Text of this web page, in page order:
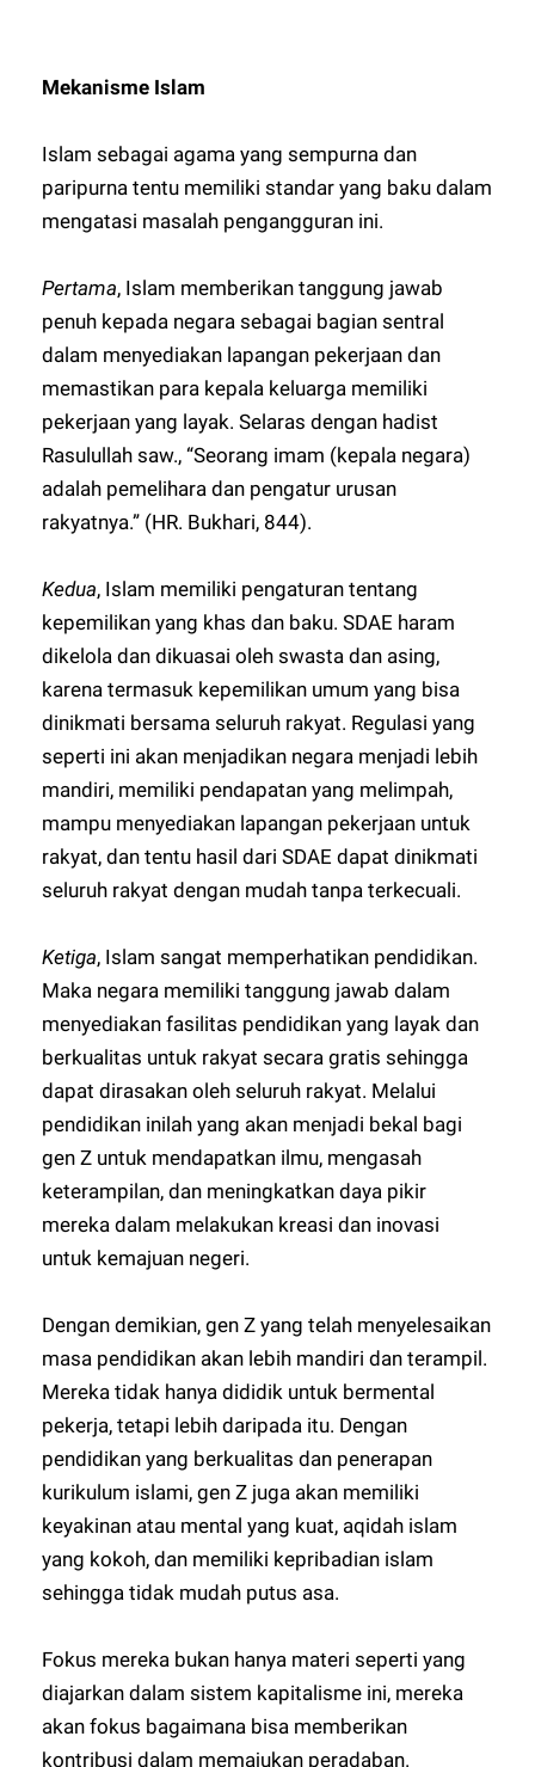
Mekanisme Islam
Islam sebagai agama yang sempurna dan
paripurna tentu memiliki standar yang baku dalam
mengatasi masalah pengangguran ini.
Pertama, Islam memberikan tanggung jawab
penuh kepada negara sebagai bagian sentral
dalam menyediakan lapangan pekerjaan dan
memastikan para kepala keluarga memiliki
pekerjaan yang layak. Selaras dengan hadist
Rasulullah saw., “Seorang imam (kepala negara)
adalah pemelihara dan pengatur urusan
rakyatnya.” (HR. Bukhari, 844).
Kedua, Islam memiliki pengaturan tentang
kepemilikan yang khas dan baku. SDAE haram
dikelola dan dikuasai oleh swasta dan asing,
karena termasuk kepemilikan umum yang bisa
dinikmati bersama seluruh rakyat. Regulasi yang
seperti ini akan menjadikan negara menjadi lebih
mandiri, memiliki pendapatan yang melimpah,
mampu menyediakan lapangan pekerjaan untuk
rakyat, dan tentu hasil dari SDAE dapat dinikmati
seluruh rakyat dengan mudah tanpa terkecuali.
Ketiga, Islam sangat memperhatikan pendidikan.
Maka negara memiliki tanggung jawab dalam
menyediakan fasilitas pendidikan yang layak dan
berkualitas untuk rakyat secara gratis sehingga
dapat dirasakan oleh seluruh rakyat. Melalui
pendidikan inilah yang akan menjadi bekal bagi
gen Z untuk mendapatkan ilmu, mengasah
keterampilan, dan meningkatkan daya pikir
mereka dalam melakukan kreasi dan inovasi
untuk kemajuan negeri.
Dengan demikian, gen Z yang telah menyelesaikan
masa pendidikan akan lebih mandiri dan terampil.
Mereka tidak hanya dididik untuk bermental
pekerja, tetapi lebih daripada itu. Dengan
pendidikan yang berkualitas dan penerapan
kurikulum islami, gen Z juga akan memiliki
keyakinan atau mental yang kuat, aqidah islam
yang kokoh, dan memiliki kepribadian islam
sehingga tidak mudah putus asa.
Fokus mereka bukan hanya materi seperti yang
diajarkan dalam sistem kapitalisme ini, mereka
akan fokus bagaimana bisa memberikan
kontribusi dalam memajukan peradaban.